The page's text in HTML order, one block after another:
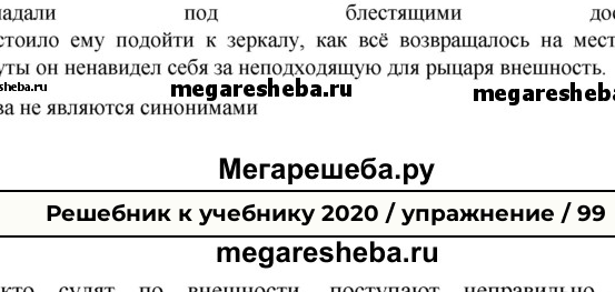
Решебник к учебнику 2020 / упражнение / 99